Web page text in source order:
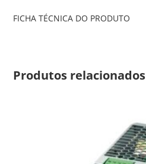
FICHA TÉCNICA DO PRODUTO
Produtos relacionados